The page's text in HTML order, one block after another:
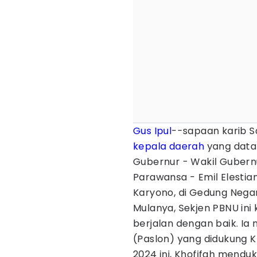
Gus Ipul--sapaan karib
kepala daerah yang
Gubernur - Wakil
Parawansa - Emil
Karyono, di Gedung
Mulanya, Sekjen PBNU
berjalan dengan baik. Ia
(Paslon) yang didukung